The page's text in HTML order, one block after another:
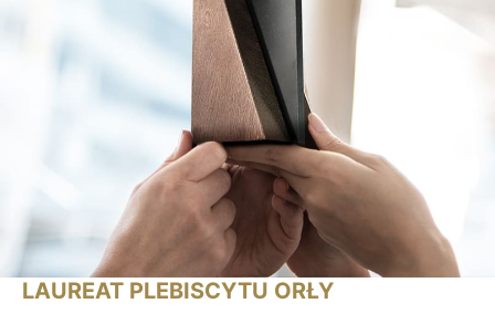
LAUREAT PLEBISCYTU ORŁY